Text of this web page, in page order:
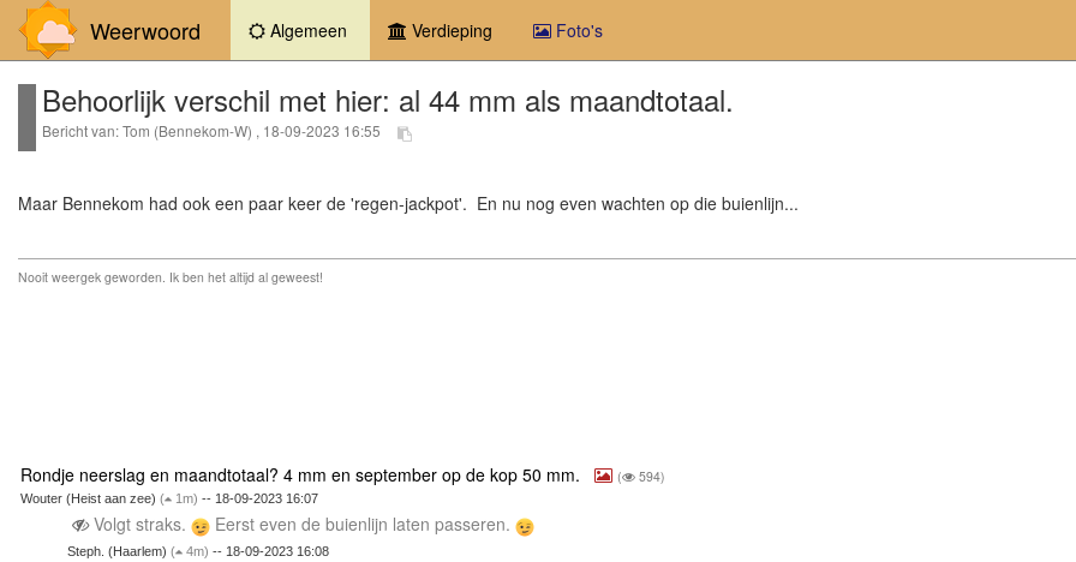
Weerwoord Algemeen (current)Verdieping Foto's
Behoorlijk verschil met hier: al 44 mm als maandtotaal.
Bericht van: Tom (Bennekom-W) , 18-09-2023 16:55
Maar Bennekom had ook een paar keer de 'regen-jackpot'. En nu nog even wachten op die buienlijn...
Nooit weergek geworden. Ik ben het altijd al geweest!
Rondje neerslag en maandtotaal? 4 mm en september op de kop 50 mm. ( 594)
Wouter (Heist aan zee) ( 1m) -- 18-09-2023 16:07
Volgt straks. Eerst even de buienlijn laten passeren.
Steph. (Haarlem)( 4m) -- 18-09-2023 16:08